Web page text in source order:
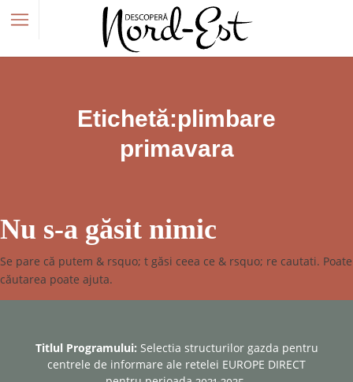
Etichetă:plimbare
primavara
Nu s-a găsit nimic
Se pare că putem & rsquo; t găsi ceea ce & rsquo; re cautati. Poate
căutarea poate ajuta.
Titlul Programului: Selectia structurilor gazda pentru
centrele de informare ale retelei EUROPE DIRECT